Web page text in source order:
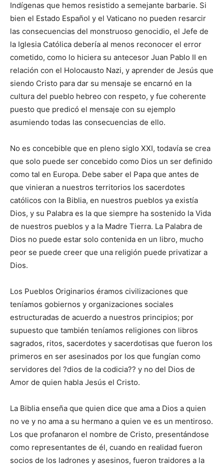
Indígenas que hemos resistido a semejante barbarie. Si
bien el Estado Español y el Vaticano no pueden resarcir
las consecuencias del monstruoso genocidio, el Jefe de
la Iglesia Católica debería al menos reconocer el error
cometido, como lo hiciera su antecesor Juan Pablo II en
relación con el Holocausto Nazi, y aprender de Jesús que
siendo Cristo para dar su mensaje se encarnó en la
cultura del pueblo hebreo con respeto, y fue coherente
puesto que predicó el mensaje con su ejemplo
asumiendo todas las consecuencias de ello.
No es concebible que en pleno siglo XXI, todavía se crea
que solo puede ser concebido como Dios un ser definido
como tal en Europa. Debe saber el Papa que antes de
que vinieran a nuestros territorios los sacerdotes
católicos con la Biblia, en nuestros pueblos ya existía
Dios, y su Palabra es la que siempre ha sostenido la Vida
de nuestros pueblos y a la Madre Tierra. La Palabra de
Dios no puede estar solo contenida en un libro, mucho
peor se puede creer que una religión puede privatizar a
Dios.
Los Pueblos Originarios éramos civilizaciones que
teníamos gobiernos y organizaciones sociales
estructuradas de acuerdo a nuestros principios; por
supuesto que también teníamos religiones con libros
sagrados, ritos, sacerdotes y sacerdotisas que fueron los
primeros en ser asesinados por los que fungían como
servidores del ?dios de la codicia?? y no del Dios de
Amor de quien habla Jesús el Cristo.
La Biblia enseña que quien dice que ama a Dios a quien
no ve y no ama a su hermano a quien ve es un mentiroso.
Los que profanaron el nombre de Cristo, presentándose
como representantes de él, cuando en realidad fueron
socios de los ladrones y asesinos, fueron traidores a la